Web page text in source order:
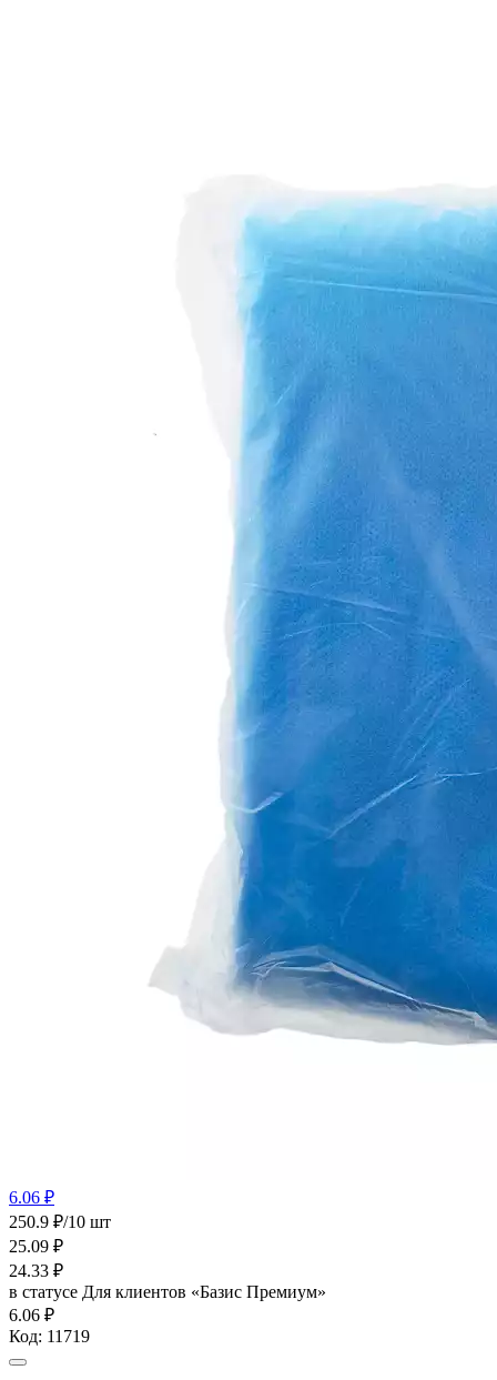
6.06 ₽
250.9 ₽/10 шт
25.09 ₽
24.33 ₽
в статусе Для клиентов «Базис Премиум»
6.06 ₽
Код: 11719